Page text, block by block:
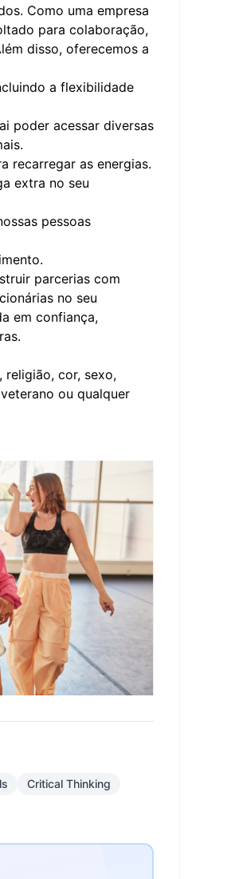
Como uma empresa
para colaboração,
disso, oferecemos a
a flexibilidade
poder acessar diversas
recarregar as energias.
extra no seu
pessoas
parcerias com
no seu
em confiança,
.
religião, cor, sexo,
ou qualquer
Critical Thinking